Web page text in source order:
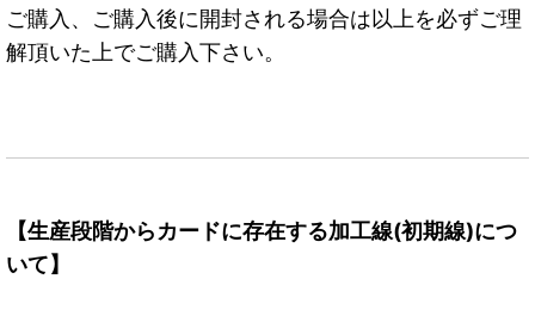
ご購入、ご購入後に開封される場合は以上を必ずご理
解頂いた上でご購入下さい。
【生産段階からカードに存在する加工線(初期線)につ
いて】